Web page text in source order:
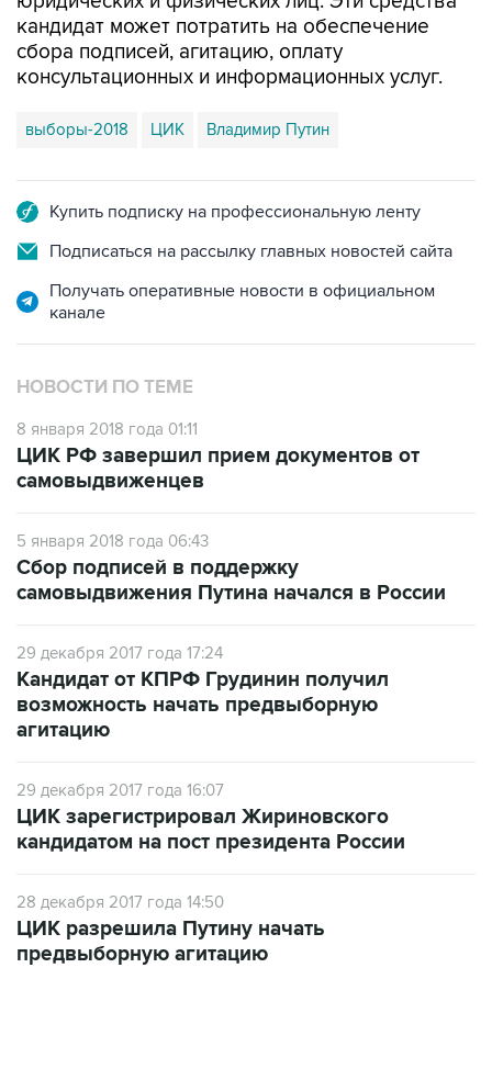
кандидат может потратить на обеспечение
сбора подписей, агитацию, оплату
консультационных и информационных услуг.
выборы-2018 ЦИК Владимир Путин
Купить подписку на профессиональную ленту
Подписаться на рассылку главных новостей сайта
Получать оперативные новости в официальном
канале
НОВОСТИ ПО ТЕМЕ
8 января 2018 года 01:11
ЦИК РФ завершил прием документов от
самовыдвиженцев
5 января 2018 года 06:43
Сбор подписей в поддержку
самовыдвижения Путина начался в России
29 декабря 2017 года 17:24
Кандидат от КПРФ Грудинин получил
возможность начать предвыборную
агитацию
29 декабря 2017 года 16:07
ЦИК зарегистрировал Жириновского
кандидатом на пост президента России
28 декабря 2017 года 14:50
ЦИК разрешила Путину начать
предвыборную агитацию